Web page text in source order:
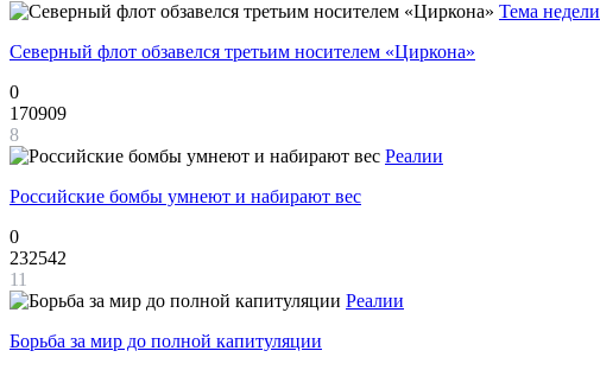
Тема недели
Северный флот обзавелся третьим носителем «Циркона»
0
170909
8
Реалии
Российские бомбы умнеют и набирают вес
0
232542
11
Реалии
Борьба за мир до полной капитуляции